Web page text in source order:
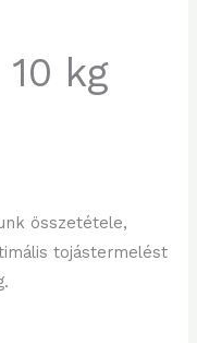
kg
összetétele,
tojástermelést
.